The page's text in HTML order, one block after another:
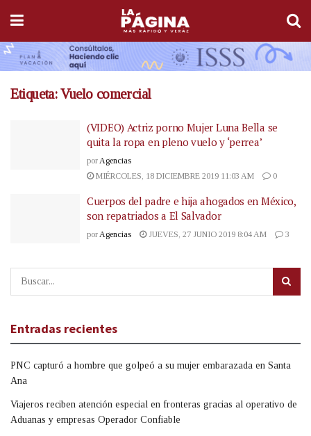
Etiqueta:Vuelo comercial
(VIDEO) Actriz porno Mujer Luna Bella se
quita la ropa en pleno vuelo y ‘perrea’
por Agencias
MIÉRCOLES, 18 DICIEMBRE 2019 11:03 AM
0
Cuerpos del padre e hija ahogados en México,
son repatriados a El Salvador
por Agencias JUEVES, 27 JUNIO 2019 8:04 AM 3
Entradas recientes
PNC capturó a hombre que golpeó a su mujer embarazada en Santa
Ana
Viajeros reciben atención especial en fronteras gracias al operativo de
Aduanas y empresas Operador Confiable